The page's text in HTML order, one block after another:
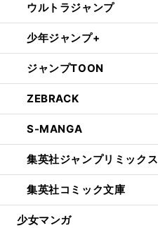
ウルトラジャンプ
少年ジャンプ+
ジャンプTOON
ZEBRACK
S-MANGA
集英社ジャンプリミックス
集英社コミック文庫
少女マンガ